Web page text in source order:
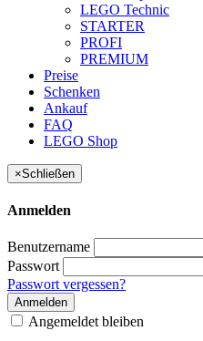
LEGO Technic
STARTER
PROFI
PREMIUM
Preise
Schenken
Ankauf
FAQ
LEGO Shop
×Schließen
Anmelden
Benutzername
Passwort
Passwort vergessen?
Anmelden
Angemeldet bleiben